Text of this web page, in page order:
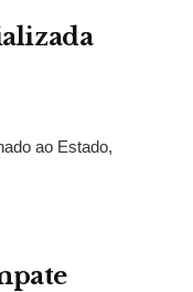
ao Estado,